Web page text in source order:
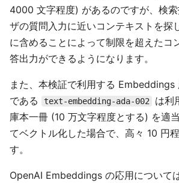
4000 文字程度) があるのですが、検
ザの質問入力に近いコンテキストを探
に含めることによって制限を超えたコ
答出力ができるようになります。
また、本検証で利用する Embeddings
である
text-embedding-ada-002
は利
庫本一冊 (10 万文字程度とする) を適
てベクトル化した場合で、高々 10 円
す。
OpenAI Embeddings の応用について